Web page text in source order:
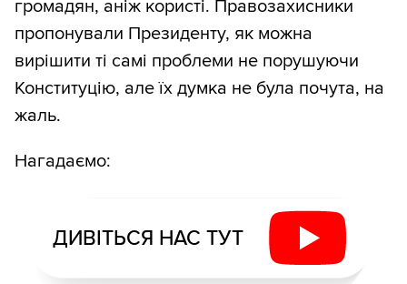
громадян, аніж користі. Правозахисники
пропонували Президенту, як можна
вирішити ті самі проблеми не порушуючи
Конституцію, але їх думка не була почута, на
жаль.
Нагадаємо:
ДИВІТЬСЯ НАС ТУТ